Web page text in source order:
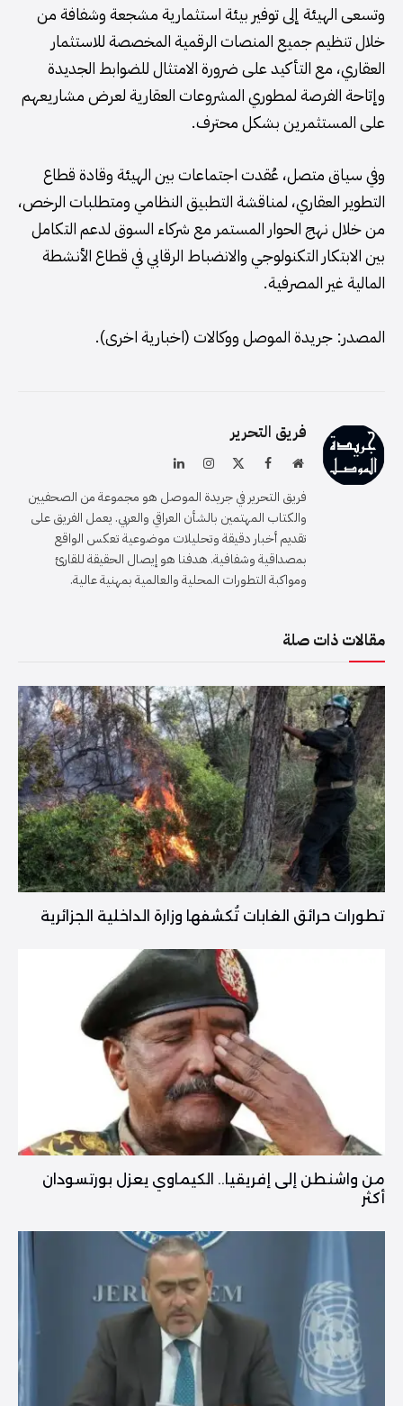
وتسعى الهيئة إلى توفير بيئة استثمارية مشجعة وشفافة من
خلال تنظيم جميع المنصات الرقمية المخصصة للاستثمار
العقاري، مع التأكيد على ضرورة الامتثال للضوابط الجديدة
وإتاحة الفرصة لمطوري المشروعات العقارية لعرض مشاريعهم
على المستثمرين بشكل محترف.
وفي سياق متصل، عُقدت اجتماعات بين الهيئة وقادة قطاع
التطوير العقاري، لمناقشة التطبيق النظامي ومتطلبات الرخص،
من خلال نهج الحوار المستمر مع شركاء السوق لدعم التكامل
بين الابتكار التكنولوجي والانضباط الرقابي في قطاع الأنشطة
المالية غير المصرفية.
المصدر: جريدة الموصل ووكالات (اخبارية اخرى).
فريق التحرير
موقعفيسبوك الانستغرام
لينكدإن
فريق التحرير في جريدة الموصل هو مجموعة من الصحفيين
والكتاب المهتمين بالشأن العراقي والعربي. يعمل الفريق على
تقديم أخبار دقيقة وتحليلات موضوعية تعكس الواقع
بمصداقية وشفافية. هدفنا هو إيصال الحقيقة للقارئ
ومواكبة التطورات المحلية والعالمية بمهنية عالية.
مقالات ذات صلة
تطورات حرائق الغابات تُكشفها وزارة الداخلية الجزائرية
من واشنطن إلى إفريقيا.. الكيماوي يعزل بورتسودان
أكثر